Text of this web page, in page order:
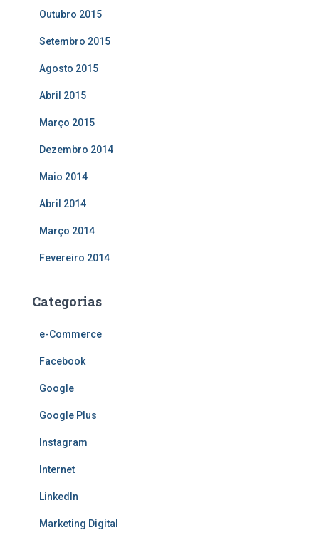
Outubro 2015
Setembro 2015
Agosto 2015
Abril 2015
Março 2015
Dezembro 2014
Maio 2014
Abril 2014
Março 2014
Fevereiro 2014
Categorias
e-Commerce
Facebook
Google
Google Plus
Instagram
Internet
LinkedIn
Marketing Digital